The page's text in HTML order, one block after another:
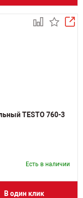
TESTO 760-3
Есть в наличии
В один клик